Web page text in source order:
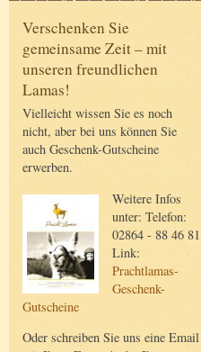
Verschenken Sie
gemeinsame Zeit – mit
unseren freundlichen
Lamas!
Vielleicht wissen Sie es noch
nicht, aber bei uns können Sie
auch Geschenk-Gutscheine
erwerben.
Weitere Infos
unter: Telefon:
02864 - 88 46 81
Link:
Prachtlamas-
Geschenk-
Gutscheine
Oder schreiben Sie uns eine Email